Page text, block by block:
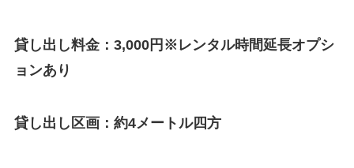
貸し出し料金：3,000円※レンタル時間延長オプシ
ョンあり
貸し出し区画：約4メートル四方